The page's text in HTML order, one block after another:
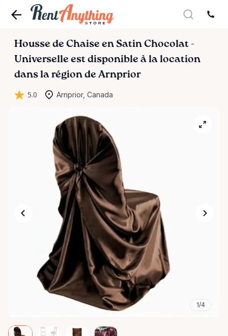
Housse de Chaise en Satin Chocolat -
Universelle est disponible à la location
dans la région de Arnprior
5.0 Arnprior, Canada
1/4